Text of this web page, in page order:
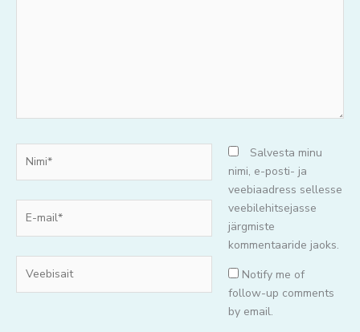
mail*
Salvesta minu
nimi, e-posti- ja
veebiaadress sellesse
veebilehitsejasse
järgmiste
kommentaaride jaoks.
Notify me of
follow-up comments
by email.